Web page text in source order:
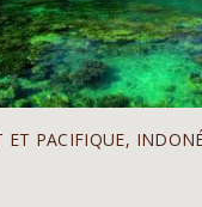
ET PACIFIQUE,